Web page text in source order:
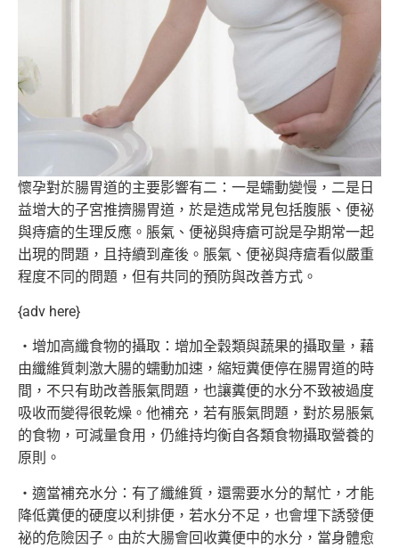
懷孕對於腸胃道的主要影響有二：一是蠕動變慢， 二是日
益增大的子宮推擠腸胃道，於是造成常見包括腹脹、 便祕
與痔瘡的生理反應。脹氣、 便祕與痔瘡可說是孕期常一起
出現的問題，且持續到產後。脹氣、 便祕與痔瘡看似嚴重
程度不同的問題，但有共同的預防與改善方式。
{adv here}
‧增加高纖食物的攝取：增加全穀類與蔬果的攝取量， 藉
由纖維質刺激大腸的蠕動加速，縮短糞便停在腸胃道的時
間， 不只有助改善脹氣問題， 也讓糞便的水分不致被過度
吸收而變得很乾燥。他補充， 若有脹氣問題，對於易脹氣
的食物，可減量食用， 仍維持均衡自各類食物攝取營養的
原則。
‧適當補充水分：有了纖維質，還需要水分的幫忙， 才能
降低糞便的硬度以利排便，若水分不足， 也會埋下誘發便
祕的危險因子。由於大腸會回收糞便中的水分， 當身體愈